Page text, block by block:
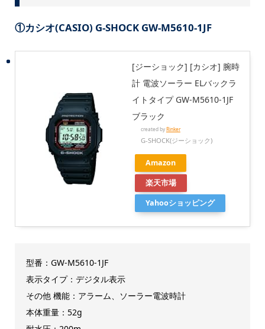
①カシオ(CASIO) G-SHOCK GW-M5610-1JF
[ジーショック] [カシオ] 腕時
計 電波ソーラー ELバックラ
イトタイプ GW-M5610-1JF
ブラック
created byRinker
G-SHOCK(ジーショック)
Amazon
楽天市場
Yahooショッピング
型番：GW-M5610-1JF
表示タイプ：デジタル表示
その他 機能：アラーム、ソーラー電波時計
本体重量：52g